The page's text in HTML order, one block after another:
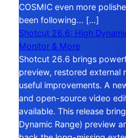
COSMIC even more
been following… […]
Shotcut 26.6: High
Monitor & More
Shotcut 26.6 brings
preview, restored external
useful improvements. A
and open-source video
available. This release
Dynamic Range) preview